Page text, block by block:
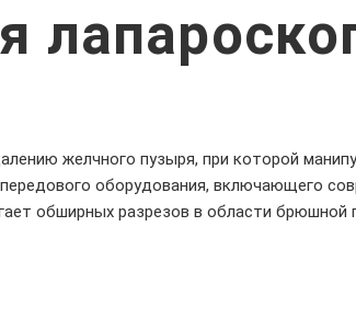
желчного пузыря, при которой
оборудования, включающего
обширных разрезов в области брюшной